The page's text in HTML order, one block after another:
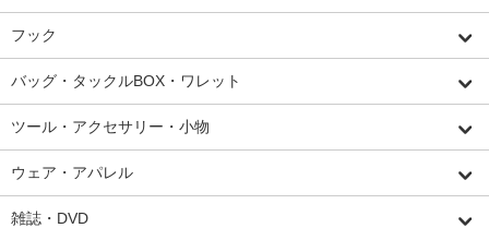
フック
バッグ・タックルBOX・ワレット
ツール・アクセサリー・小物
ウェア・アパレル
雑誌・DVD